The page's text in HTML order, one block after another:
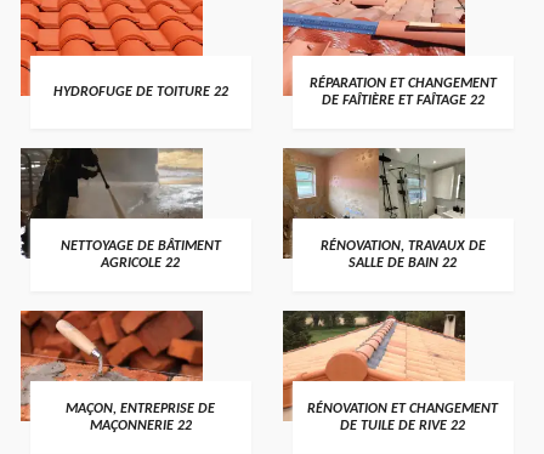
HYDROFUGE DE TOITURE 22
RÉPARATION ET CHANGEMENT
DE FAÎTIÈRE ET FAÎTAGE 22
NETTOYAGE DE BÂTIMENT
AGRICOLE 22
RÉNOVATION, TRAVAUX DE
SALLE DE BAIN 22
MAÇON, ENTREPRISE DE
MAÇONNERIE 22
RÉNOVATION ET CHANGEMENT
DE TUILE DE RIVE 22